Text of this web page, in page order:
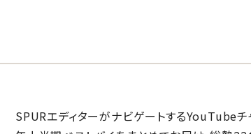
SPURエディターがナビゲートするYouTubeチ